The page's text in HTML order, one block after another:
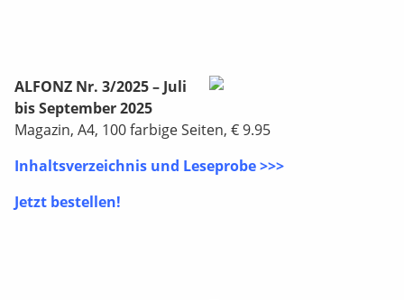
ALFONZ Nr. 3/2025 – Juli
bis September 2025
Magazin, A4, 100 farbige Seiten, € 9.95
Inhaltsverzeichnis und Leseprobe >>>
Jetzt bestellen!